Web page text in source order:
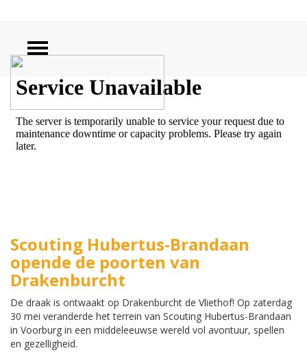
ZOEKEN
Scouting Hubertus-Brandaan
opende de poorten van
Drakenburcht
De draak is ontwaakt op Drakenburcht de Vliethof! Op zaterdag
30 mei veranderde het terrein van Scouting Hubertus-Brandaan
in Voorburg in een middeleeuwse wereld vol avontuur, spellen
en gezelligheid.